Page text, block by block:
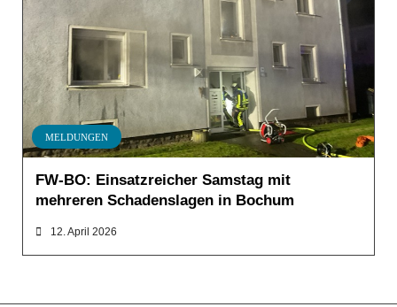
MELDUNGEN
FW-BO: Einsatzreicher Samstag mit
mehreren Schadenslagen in Bochum
12. April 2026